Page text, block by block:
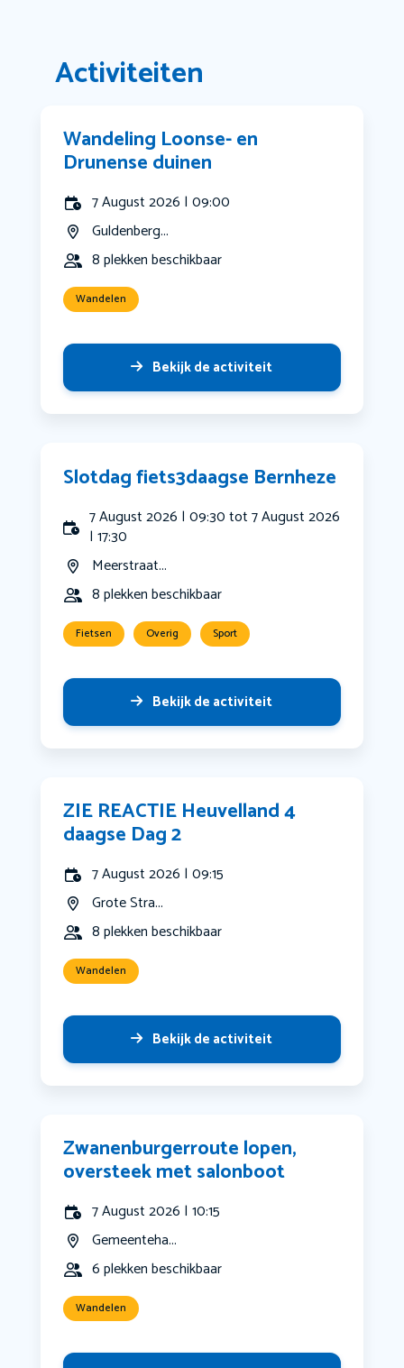
Activiteiten
Wandeling Loonse- en
Drunense duinen
7 August 2026 | 09:00
Guldenberg...
8 plekken beschikbaar
Wandelen
Bekijk de activiteit
Slotdag fiets3daagse Bernheze
7 August 2026 | 09:30 tot 7 August 2026
| 17:30
Meerstraat...
8 plekken beschikbaar
Fietsen Overig Sport
Bekijk de activiteit
ZIE REACTIE Heuvelland 4
daagse Dag 2
7 August 2026 | 09:15
Grote Stra...
8 plekken beschikbaar
Wandelen
Bekijk de activiteit
Zwanenburgerroute lopen,
oversteek met salonboot
7 August 2026 | 10:15
Gemeenteha...
6 plekken beschikbaar
Wandelen